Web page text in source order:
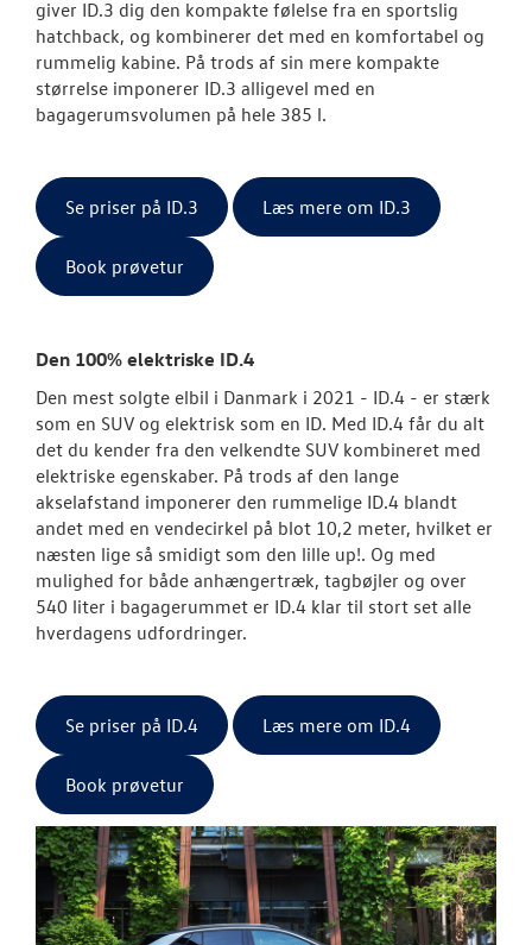
giver ID.3 dig den kompakte følelse fra en sportslig
hatchback, og kombinerer det med en komfortabel og
rummelig kabine. På trods af sin mere kompakte
størrelse imponerer ID.3 alligevel med en
bagagerumsvolumen på hele 385 l.
Se priser på ID.3 Læs mere om ID.3
Book prøvetur
Den 100% elektriske ID.4
Den mest solgte elbil i Danmark i 2021 - ID.4 - er stærk
som en SUV og elektrisk som en ID. Med ID.4 får du alt
det du kender fra den velkendte SUV kombineret med
elektriske egenskaber. På trods af den lange
akselafstand imponerer den rummelige ID.4 blandt
andet med en vendecirkel på blot 10,2 meter, hvilket er
næsten lige så smidigt som den lille up!. Og med
mulighed for både anhængertræk, tagbøjler og over
540 liter i bagagerummet er ID.4 klar til stort set alle
hverdagens udfordringer.
Se priser på ID.4 Læs mere om ID.4
Book prøvetur